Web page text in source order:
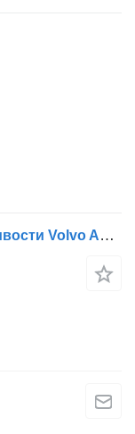
Стабилизатор поперечной устойчивости Volvo Anti-roll bar bracket 3173988 для тягача Volvo FH13